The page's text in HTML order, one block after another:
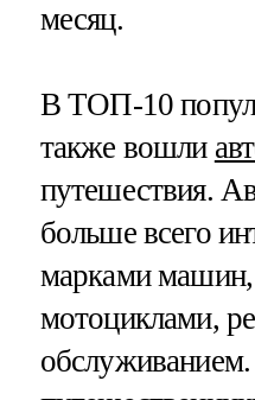
месяц.
В ТОП-10
также вошли
путешествия.
больше всего
марками
мотоциклами,